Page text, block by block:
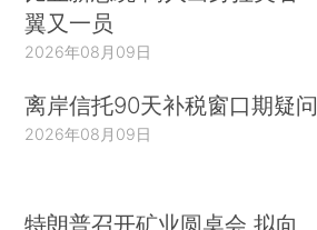
翼又一员
2026年08月09日
离岸信托90天补税窗口期疑问
2026年08月09日
特朗普召开矿业圆桌会 拟向